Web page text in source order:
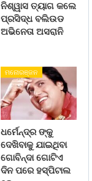
ନିଶ୍ୱାସ ତ୍ୟାଗ କଲେ
ପ୍ରସିଦ୍ଧ ବଲିଉଡ
ଅଭିନେତା ଅସରାନି
ମନୋରଞ୍ଜନ
ଧର୍ମେନ୍ଦ୍ର ଙ୍କୁ
ଦେଖିବାକୁ ଯାଇଥିବା
ଗୋବିନ୍ଦା ଗୋଟିଏ
ଦିନ ପରେ ହସ୍ପିଟାଲ